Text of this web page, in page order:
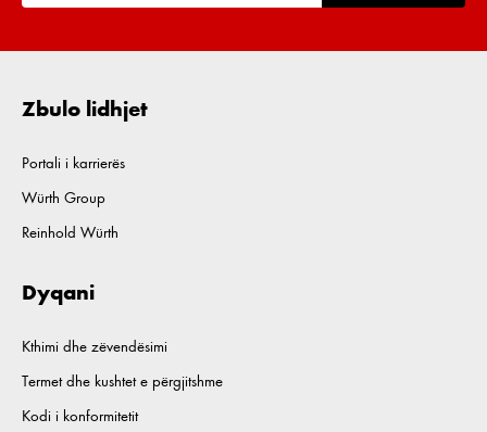
Zbulo lidhjet
Portali i karrierës
Würth Group
Reinhold Würth
Dyqani
Kthimi dhe zëvendësimi
Termet dhe kushtet e përgjitshme
Kodi i konformitetit